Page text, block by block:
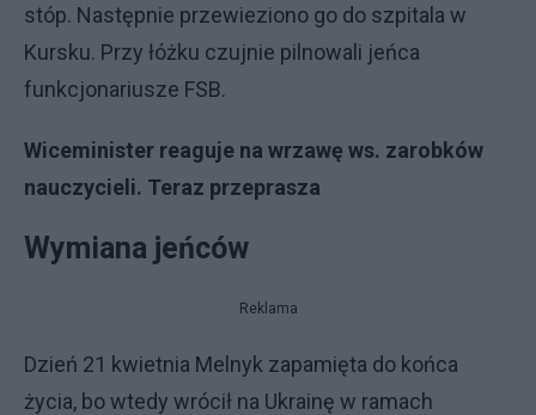
stóp. Następnie przewieziono go do szpitala w
Kursku. Przy łóżku czujnie pilnowali jeńca
funkcjonariusze FSB.
Wiceminister reaguje na wrzawę ws. zarobków
nauczycieli. Teraz przeprasza
Wymiana jeńców
Reklama
Dzień 21 kwietnia Melnyk zapamięta do końca
życia, bo wtedy wrócił na Ukrainę w ramach